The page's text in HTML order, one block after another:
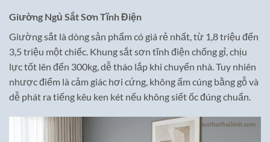
Giường Ngủ Sắt Sơn Tĩnh Điện
Giường sắt là dòng sản phẩm có giá rẻ nhất, từ 1,8 triệu đến
3,5 triệu một chiếc. Khung sắt sơn tĩnh điện chống gỉ, chịu
lực tốt lên đến 300kg, dễ tháo lắp khi chuyển nhà. Tuy nhiên
nhược điểm là cảm giác hơi cứng, không ấm cúng bằng gỗ và
dễ phát ra tiếng kêu ken két nếu không siết ốc đúng chuẩn.